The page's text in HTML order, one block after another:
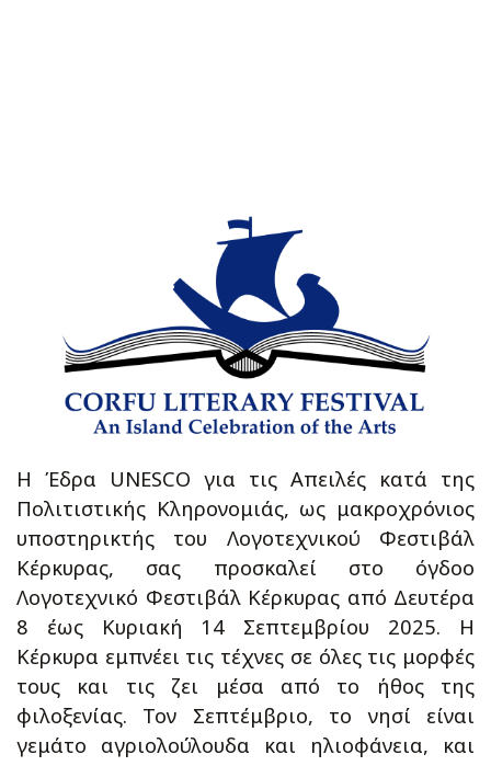
Η Έδρα UNESCO για τις Απειλές κατά της
Πολιτιστικής Κληρονομιάς, ως μακροχρόνιος
υποστηρικτής του Λογοτεχνικού Φεστιβάλ
Κέρκυρας, σας προσκαλεί στο όγδοο
Λογοτεχνικό Φεστιβάλ Κέρκυρας από Δευτέρα
8 έως Κυριακή 14 Σεπτεμβρίου 2025. Η
Κέρκυρα εμπνέει τις τέχνες σε όλες τις μορφές
τους και τις ζει μέσα από το ήθος της
φιλοξενίας. Τον Σεπτέμβριο, το νησί είναι
γεμάτο αγριολούλουδα και ηλιοφάνεια, και